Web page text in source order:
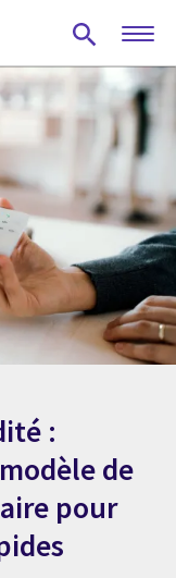
:
de
pour